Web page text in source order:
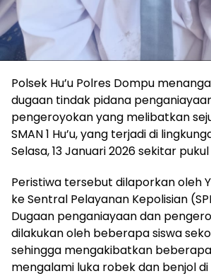
Polsek Hu’u Polres Dompu
dugaan tindak pidana
pengeroyokan yang melibatkan
SMAN 1 Hu’u, yang terjadi di
Selasa, 13 Januari 2026 sekitar pukul
Peristiwa tersebut dilaporkan oleh
ke Sentral Pelayanan Kepolisian
Dugaan penganiayaan dan
dilakukan oleh beberapa siswa
sehingga mengakibatkan
mengalami luka robek dan benjol